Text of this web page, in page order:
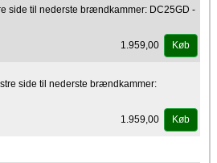
side til nederste brændkammer: DC25GD -
1.959,00 Køb
side til nederste brændkammer:
1.959,00 Køb